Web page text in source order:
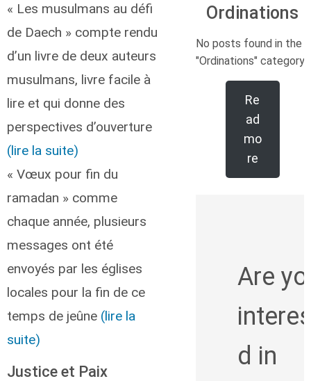
« Les musulmans au défi
de Daech » compte rendu
d’un livre de deux auteurs
musulmans, livre facile à
lire et qui donne des
perspectives d’ouverture
(lire la suite)
« Vœux pour fin du
ramadan » comme
chaque année, plusieurs
messages ont été
envoyés par les églises
locales pour la fin de ce
temps de jeûne (lire la
suite)
Justice et Paix
Ordinations
No posts found in the
"Ordinations" category.
Re
ad
mo
re
Are
d in